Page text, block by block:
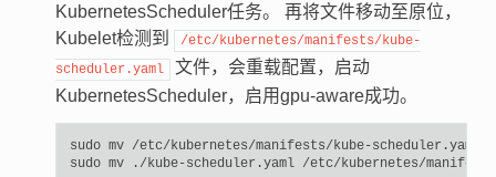
KubernetesScheduler任务。 再将文件移动至原位，
Kubelet检测到
/etc/kubernetes/manifests/kube-
scheduler.yaml
文件，会重载配置，启动
KubernetesScheduler，启用gpu-aware成功。
sudo mv /etc/kubernetes/manifests/kube-scheduler.yaml
sudo mv ./kube-scheduler.yaml